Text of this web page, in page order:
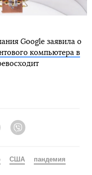
Google заявила о
компьютера в
Telegram
США пандемия